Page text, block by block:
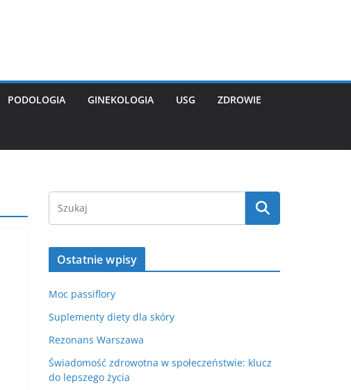
PODOLOGIA GINEKOLOGIA USG ZDROWIE
Ostatnie wpisy
Moc passiflory
Suplementy diety dla skóry
Rezonans Warszawa
Świadomość zdrowotna w społeczeństwie: klucz
do lepszego życia